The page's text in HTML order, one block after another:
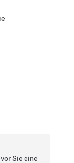
Sie eine